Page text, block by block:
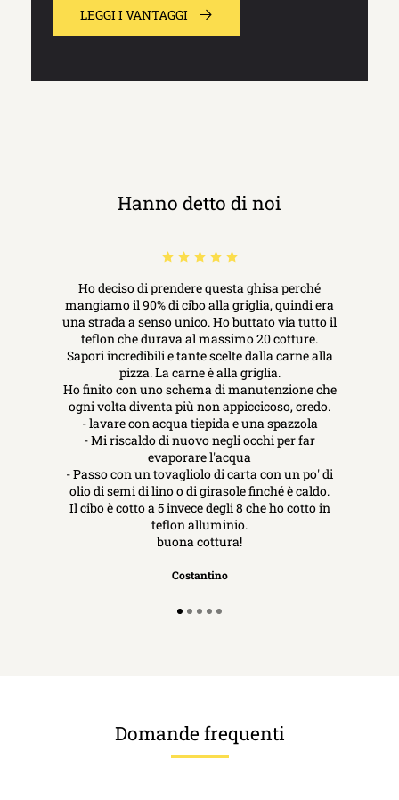
LEGGI I VANTAGGI
Hanno detto di noi
Ho deciso di prendere questa ghisa perché
mangiamo il 90% di cibo alla griglia, quindi era
una strada a senso unico. Ho buttato via tutto il
teflon che durava al massimo 20 cotture.
Sapori incredibili e tante scelte dalla carne alla
pizza. La carne è alla griglia.
Ho finito con uno schema di manutenzione che
ogni volta diventa più non appiccicoso, credo.
- lavare con acqua tiepida e una spazzola
- Mi riscaldo di nuovo negli occhi per far
evaporare l'acqua
- Passo con un tovagliolo di carta con un po' di
olio di semi di lino o di girasole finché è caldo.
Il cibo è cotto a 5 invece degli 8 che ho cotto in
teflon alluminio.
buona cottura!
Costantino
Domande frequenti